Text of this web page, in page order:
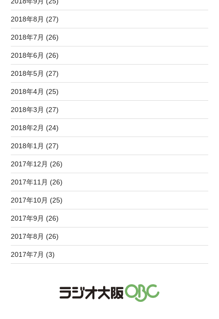
2018年8月 (27)
2018年7月 (26)
2018年6月 (26)
2018年5月 (27)
2018年4月 (25)
2018年3月 (27)
2018年2月 (24)
2018年1月 (27)
2017年12月 (26)
2017年11月 (26)
2017年10月 (25)
2017年9月 (26)
2017年8月 (26)
2017年7月 (3)